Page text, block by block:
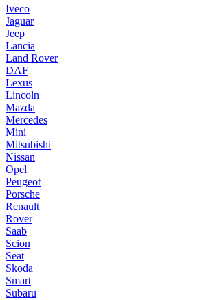
Iveco
Jaguar
Jeep
Lancia
Land Rover
DAF
Lexus
Lincoln
Mazda
Mercedes
Mini
Mitsubishi
Nissan
Opel
Peugeot
Porsche
Renault
Rover
Saab
Scion
Seat
Skoda
Smart
Subaru